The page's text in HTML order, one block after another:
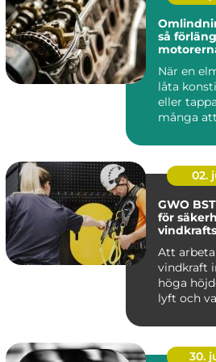
så
När en
låta
eller
många
02.
GWO
för
Att
vindkraft
höga
lyft och
30.